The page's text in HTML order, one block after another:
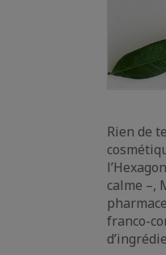
Rien de
calme –,
franco-